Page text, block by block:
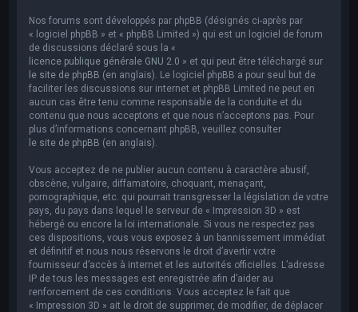
Nos forums sont développés par phpBB (désignés ci-après par
« logiciel phpBB » et « phpBB Limited ») qui est un logiciel de forum
de discussions déclaré sous la «
licence publique générale GNU 2.0 » et qui peut être téléchargé sur
le site de phpBB (en anglais). Le logiciel phpBB a pour seul but de
faciliter les discussions sur internet et phpBB Limited ne peut en
aucun cas être tenu comme responsable de la conduite et du
contenu que nous acceptons et que nous n’acceptons pas. Pour
plus d’informations concernant phpBB, veuillez consulter
le site de phpBB (en anglais).
Vous acceptez de ne publier aucun contenu à caractère abusif,
obscène, vulgaire, diffamatoire, choquant, menaçant,
pornographique, etc. qui pourrait transgresser la législation de votre
pays, du pays dans lequel le serveur de « Impression 3D » est
hébergé ou encore la loi internationale. Si vous ne respectez pas
ces dispositions, vous vous exposez à un bannissement immédiat
et définitif et nous nous réservons le droit d’avertir votre
fournisseur d’accès à internet et les autorités officielles. L’adresse
IP de tous les messages est enregistrée afin d’aider au
renforcement de ces conditions. Vous acceptez le fait que
« Impression 3D » ait le droit de supprimer, de modifier, de déplacer